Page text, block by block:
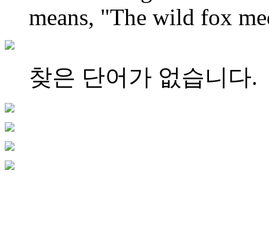
means, "The wild fox
찾은 단어가 없습니다.